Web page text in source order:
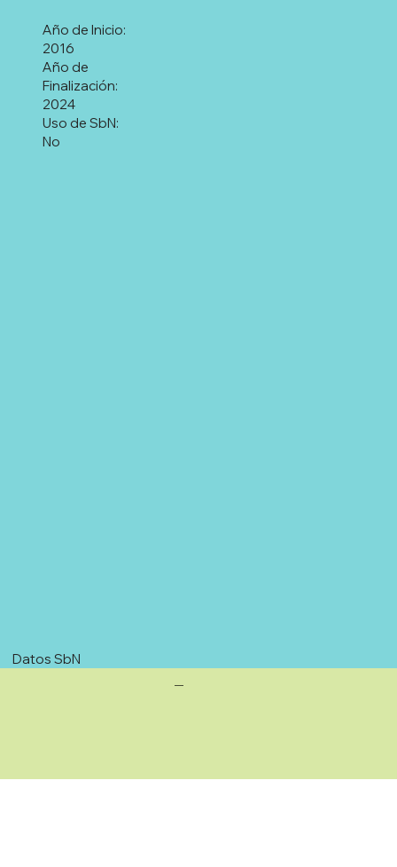
Datos SbN
2016
Año de Inicio:
2024
Año de
Finalización:
No
Uso de SbN:
—